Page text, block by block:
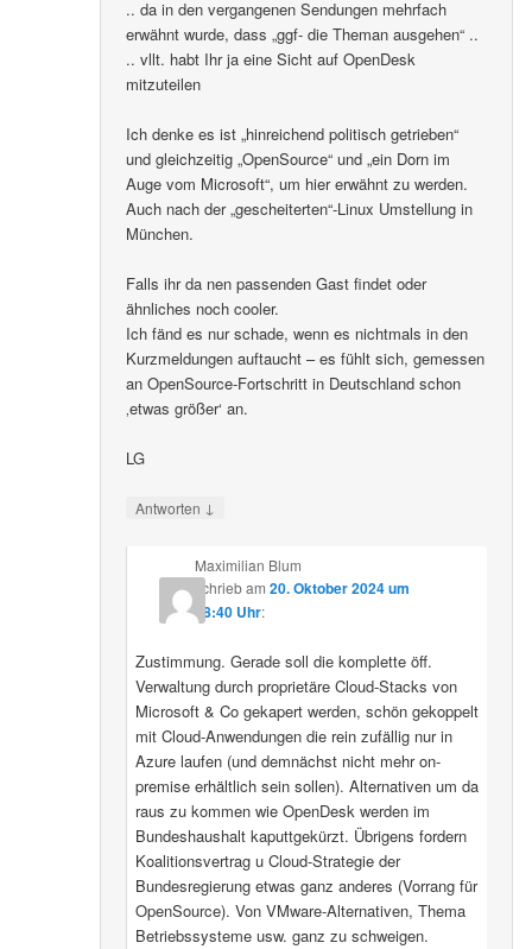
.. da in den vergangenen Sendungen mehrfach
erwähnt wurde, dass „ggf- die Theman ausgehen“ ..
.. vllt. habt Ihr ja eine Sicht auf OpenDesk
mitzuteilen
Ich denke es ist „hinreichend politisch getrieben“
und gleichzeitig „OpenSource“ und „ein Dorn im
Auge vom Microsoft“, um hier erwähnt zu werden.
Auch nach der „gescheiterten“-Linux Umstellung in
München.
Falls ihr da nen passenden Gast findet oder
ähnliches noch cooler.
Ich fänd es nur schade, wenn es nichtmals in den
Kurzmeldungen auftaucht – es fühlt sich, gemessen
an OpenSource-Fortschritt in Deutschland schon
‚etwas größer‘ an.
LG
Antworten ↓
Maximilian Blum
schriebam 20. Oktober 2024 um
08:40 Uhr:
Zustimmung. Gerade soll die komplette öff.
Verwaltung durch proprietäre Cloud-Stacks von
Microsoft & Co gekapert werden, schön gekoppelt
mit Cloud-Anwendungen die rein zufällig nur in
Azure laufen (und demnächst nicht mehr on-
premise erhältlich sein sollen). Alternativen um da
raus zu kommen wie OpenDesk werden im
Bundeshaushalt kaputtgekürzt. Übrigens fordern
Koalitionsvertrag u Cloud-Strategie der
Bundesregierung etwas ganz anderes (Vorrang für
OpenSource). Von VMware-Alternativen, Thema
Betriebssysteme usw. ganz zu schweigen.